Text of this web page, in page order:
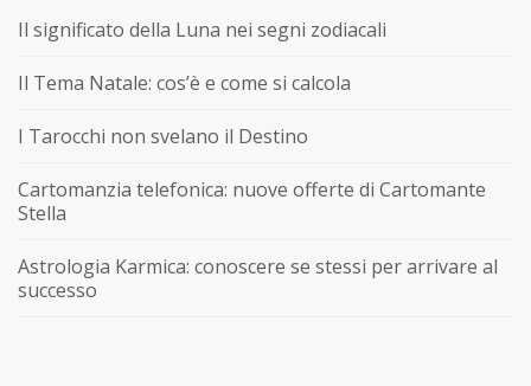
Il significato della Luna nei segni zodiacali
Il Tema Natale: cos’è e come si calcola
I Tarocchi non svelano il Destino
Cartomanzia telefonica: nuove offerte di Cartomante
Stella
Astrologia Karmica: conoscere se stessi per arrivare al
successo